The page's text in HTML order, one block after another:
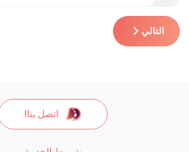
التالي
اتصل بنا!